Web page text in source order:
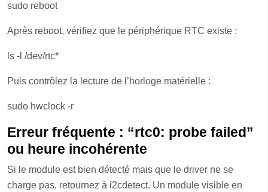
sudo reboot
Après reboot, vérifiez que le périphérique RTC existe :
ls -l /dev/rtc*
Puis contrôlez la lecture de l’horloge matérielle :
sudo hwclock -r
Erreur fréquente : “rtc0: probe failed”
ou heure incohérente
Si le module est bien détecté mais que le driver ne se
charge pas, retournez à i2cdetect. Un module visible en